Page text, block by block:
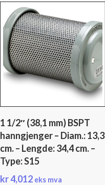
1 1/2″ (38,1 mm) BSPT
hanngjenger – Diam.: 13,3
cm. – Lengde: 34,4 cm. –
Type: S15
kr4,012 eks mva